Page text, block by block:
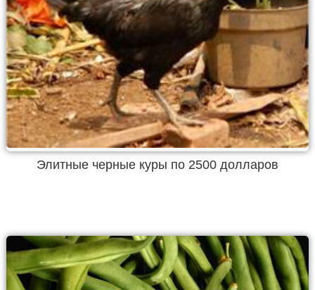
Элитные черные куры по 2500 долларов